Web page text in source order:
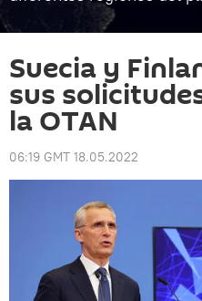
Suecia y
sus
la OTAN
06:19 GMT 18.05.2022